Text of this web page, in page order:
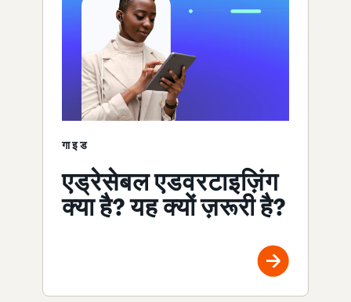
गाइड
एड्रेसेबल एडवरटाइज़िंग
क्या है? यह क्यों ज़रूरी है?